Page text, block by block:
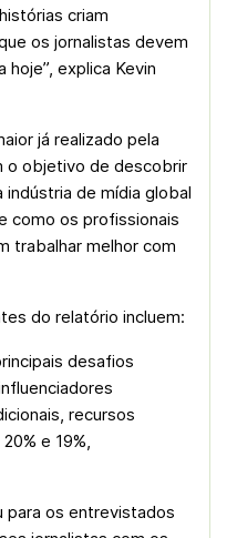
criam
os jornalistas devem
explica Kevin
já realizado pela
o objetivo de descobrir
de mídia global
como os profissionais
trabalhar melhor com
do relatório incluem:
desafios
recursos
e 19%,
para os entrevistados